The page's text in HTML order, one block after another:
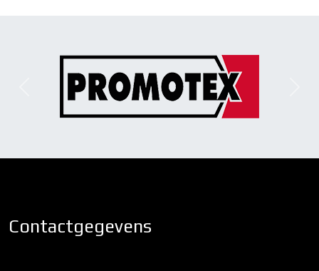
Contactgegevens